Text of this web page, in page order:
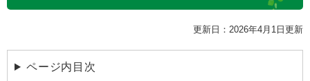
本
更新日：2026年4月1日更新
ページ内目次